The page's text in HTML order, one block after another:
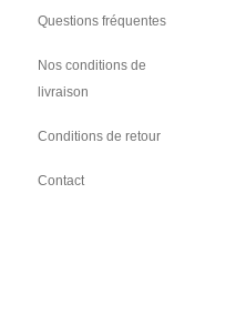
Questions fréquentes
Nos conditions de
livraison
Conditions de retour
Contact